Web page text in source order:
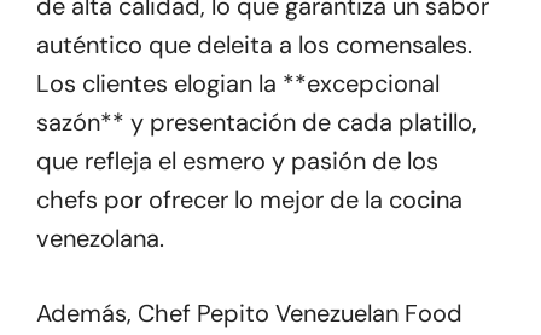
auténtico que deleita a los comensales.
Los clientes elogian la **excepcional
sazón** y presentación de cada platillo,
que refleja el esmero y pasión de los
chefs por ofrecer lo mejor de la cocina
venezolana.
Además, Chef Pepito Venezuelan Food